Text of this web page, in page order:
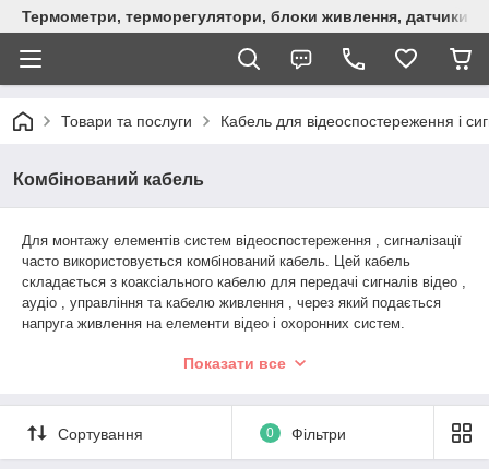
Термометри, терморегулятори, блоки живлення, датчики,
Товари та послуги Кабель для відеоспостереження і
Комбінований кабель
Для монтажу елементів систем відеоспостереження , сигналізації
часто використовується комбінований кабель. Цей кабель
складається з коаксіального кабелю для передачі сигналів відео ,
аудіо , управління та кабелю живлення , через який подається
напруга живлення на елементи відео і охоронних систем.
одну оболонку для ізоляції. Є варіанти кабелю , в якому
Комбінованим кабель підключають домофони з панелями
виклику, камери відеоспостереження до регистаторам ,
електрозамки , датчики систем сигналізації. Важлива особливість
Показати все
Сортування 0 Фільтри